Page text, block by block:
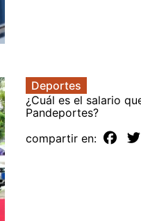
Deportes
¿Cuál es el salario
Pandeportes?
compartir en: